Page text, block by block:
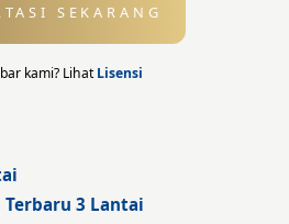
Rumah
SEKARANG
kami? LihatLisensi
Terbaru 3 Lantai